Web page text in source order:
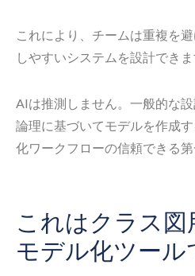
これにより、チームは重複を
しやすいシステムを設計できま
AIは推測しません。一般的な
論理に基づいてモデルを作成
化ワークフローの信頼できる第
これはクラス図
モデル化ツール